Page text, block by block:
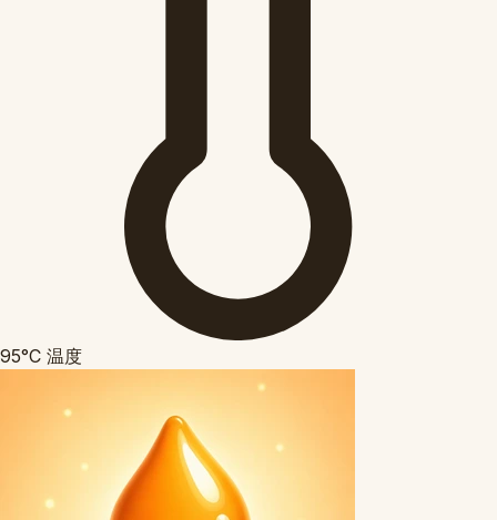
95°C 温度